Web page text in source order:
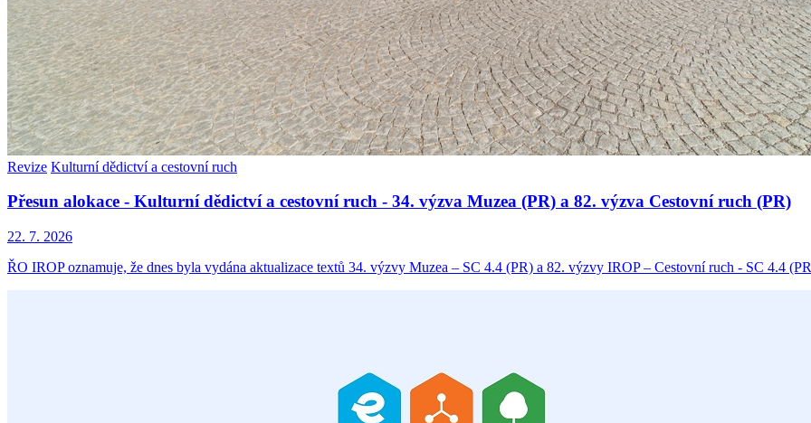
Revize Kulturní dědictví a cestovní ruch
Přesun alokace - Kulturní dědictví a cestovní ruch - 34. výzva Muzea (PR) a 82. výzva Cestovní ruch (PR)
22. 7. 2026
ŘO IROP oznamuje, že dnes byla vydána aktualizace textů 34. výzvy Muzea – SC 4.4 (PR) a 82. výzvy IROP – Cestovní ruch - SC 4.4